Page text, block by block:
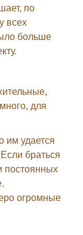
по
всех
больше
для
им удается
браться
постоянных
огромные